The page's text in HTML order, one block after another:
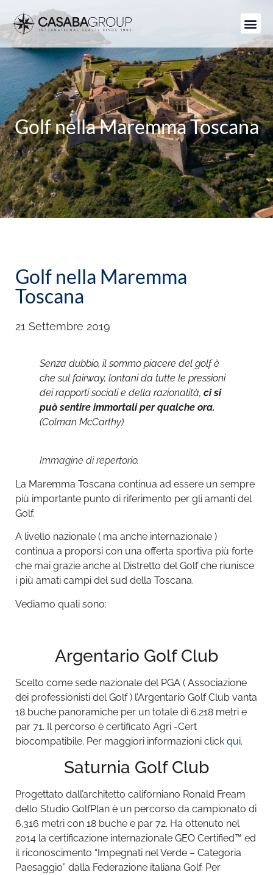
Golf nella Maremma Toscana
Golf nella Maremma
Toscana
21 Settembre 2019
Senza dubbio, il sommo piacere del golf è
che sul fairway, lontani da tutte le pressioni
dei rapporti sociali e della razionalità, ci si
può sentire immortali per qualche ora.
(Colman McCarthy)
Immagine di repertorio.
La Maremma Toscana continua ad essere un sempre
più importante punto di riferimento per gli amanti del
Golf.
A livello nazionale ( ma anche internazionale )
continua a proporsi con una offerta sportiva più forte
che mai grazie anche al Distretto del Golf che riunisce
i più amati campi del sud della Toscana.
Vediamo quali sono:
Argentario Golf Club
Scelto come sede nazionale del PGA ( Associazione
dei professionisti del Golf ) l’Argentario Golf Club vanta
18 buche panoramiche per un totale di 6.218 metri e
par 71. Il percorso è certificato Agri -Cert
biocompatibile. Per maggiori informazioni click qui.
Saturnia Golf Club
Progettato dall’architetto californiano Ronald Fream
dello Studio GolfPlan è un percorso da campionato di
6.316 metri con 18 buche e par 72. Ha ottenuto nel
2014 la certificazione internazionale GEO Certified™ ed
il riconoscimento “Impegnati nel Verde – Categoria
Paesaggio” dalla Federazione italiana Golf. Per